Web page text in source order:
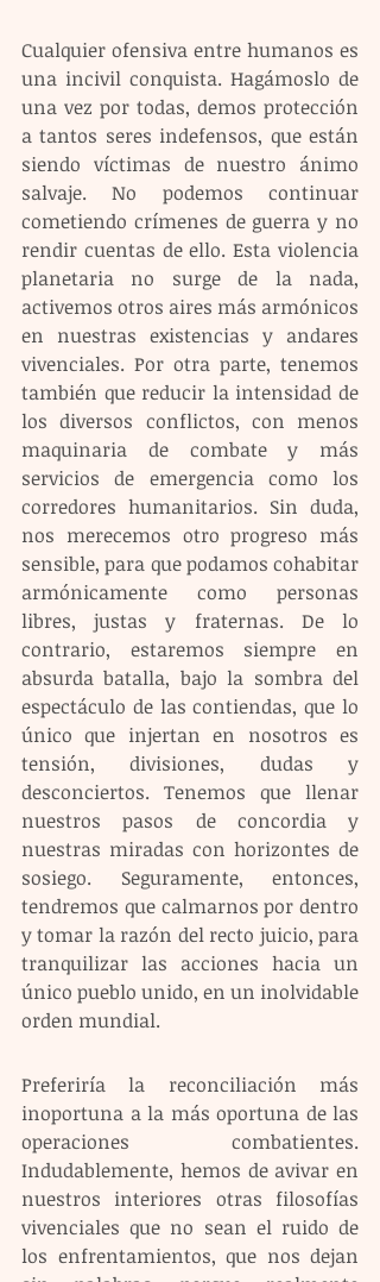
Cualquier ofensiva entre humanos es
una incivil conquista. Hagámoslo de
una vez por todas, demos protección
a tantos seres indefensos, que están
siendo víctimas de nuestro ánimo
salvaje. No podemos continuar
cometiendo crímenes de guerra y no
rendir cuentas de ello. Esta violencia
planetaria no surge de la nada,
activemos otros aires más armónicos
en nuestras existencias y andares
vivenciales. Por otra parte, tenemos
también que reducir la intensidad de
los diversos conflictos, con menos
maquinaria de combate y más
servicios de emergencia como los
corredores humanitarios. Sin duda,
nos merecemos otro progreso más
sensible, para que podamos cohabitar
armónicamente como personas
libres, justas y fraternas. De lo
contrario, estaremos siempre en
absurda batalla, bajo la sombra del
espectáculo de las contiendas, que lo
único que injertan en nosotros es
tensión, divisiones, dudas y
desconciertos. Tenemos que llenar
nuestros pasos de concordia y
nuestras miradas con horizontes de
sosiego. Seguramente, entonces,
tendremos que calmarnos por dentro
y tomar la razón del recto juicio, para
tranquilizar las acciones hacia un
único pueblo unido, en un inolvidable
orden mundial.
Preferiría la reconciliación más
inoportuna a la más oportuna de las
operaciones combatientes.
Indudablemente, hemos de avivar en
nuestros interiores otras filosofías
vivenciales que no sean el ruido de
los enfrentamientos, que nos dejan